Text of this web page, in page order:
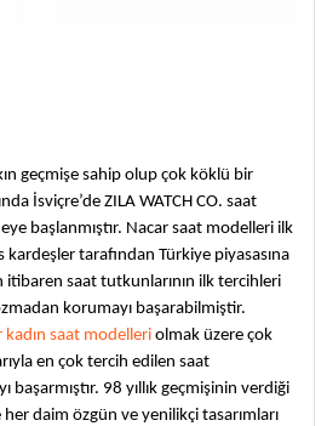
geçmişe sahip olup çok köklü bir
İsviçre’de ZILA WATCH CO. saat
başlanmıştır. Nacar saat modelleri ilk
tarafından Türkiye piyasasına
saat tutkunlarının ilk tercihleri
korumayı başarabilmiştir.
kadın saat modelleri olmak üzere çok
en çok tercih edilen saat
başarmıştır. 98 yıllık geçmişinin verdiği
daim özgün ve yenilikçi tasarımları